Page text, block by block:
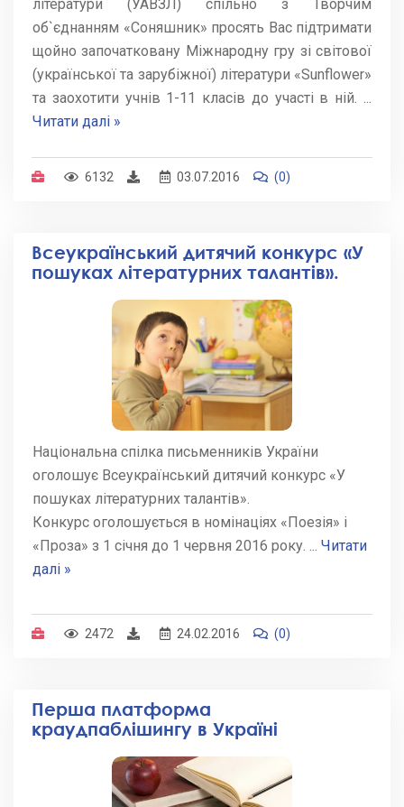
літератури (УАВЗЛ) спільно з Творчим
об`єднанням «Соняшник» просять Вас підтримати
щойно започатковану Міжнародну гру зі світової
(української та зарубіжної) літератури «Sunflower»
та заохотити учнів 1-11 класів до участі в ній.
Читати далі »
6132 03.07.2016 (0)
Всеукраїнський дитячий конкурс «У
пошуках літературних талантів».
Національна спілка письменників України
оголошує Всеукраїнський дитячий конкурс «У
пошуках літературних талантів».
Конкурс оголошується в номінаціях «Поезія» і
«Проза» з 1 січня до 1 червня 2016 року. ... Читати
далі »
2472 24.02.2016 (0)
Перша платформа
краудпаблішингу в Україні